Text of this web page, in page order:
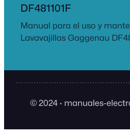
DF481101F
Manual para el uso y
Lavavajillas Gaggenau
© 2024 · manuales-